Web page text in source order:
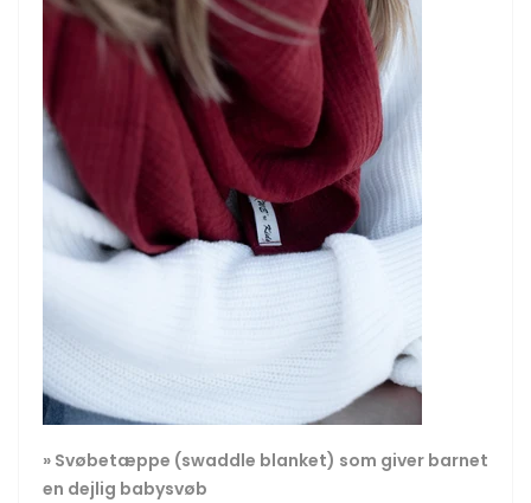
» Svøbetæppe (swaddle blanket) som giver barnet
en dejlig babysvøb